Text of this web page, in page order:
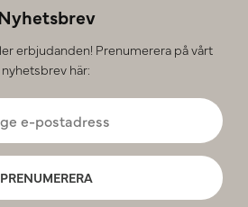
erbjudanden! Prenumerera på vårt
nyhetsbrev här:
PRENUMERERA